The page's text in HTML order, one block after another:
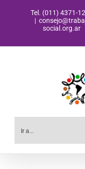
Tel. (011) 4371-
|
social.org.ar
Ir a...